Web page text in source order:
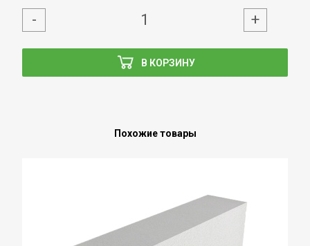
В КОРЗИНУ
- +
Похожие товары